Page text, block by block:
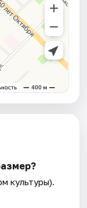
культуры).